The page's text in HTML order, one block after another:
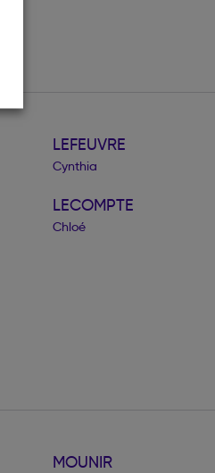
LEFEUVRE
Cynthia
LECOMPTE
Chloé
MOUNIR